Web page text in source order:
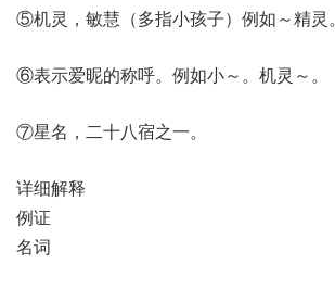
⑤机灵，敏慧（多指小孩子）例如～精灵。
⑥表示爱昵的称呼。例如小～。机灵～。
⑦星名，二十八宿之一。
详细解释
例证
名词